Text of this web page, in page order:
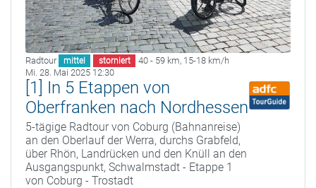
Radtour mittel storniert 40 - 59 km, 15-18 km/h
Mi. 28. Mai 2025 12:30
[1] In 5 Etappen von
Oberfranken nach Nordhessen
5-tägige Radtour von Coburg (Bahnanreise)
an den Oberlauf der Werra, durchs Grabfeld,
über Rhön, Landrücken und den Knüll an den
Ausgangspunkt, Schwalmstadt - Etappe 1
von Coburg - Trostadt